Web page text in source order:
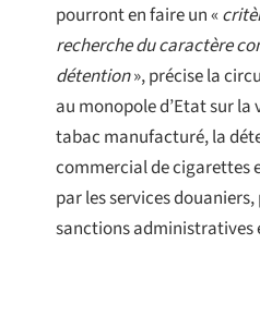
pourront en faire un «
recherche du caractère
détention», précise la
au monopole d’Etat sur la
tabac manufacturé, la
commercial de cigarettes
par les services
sanctions administratives